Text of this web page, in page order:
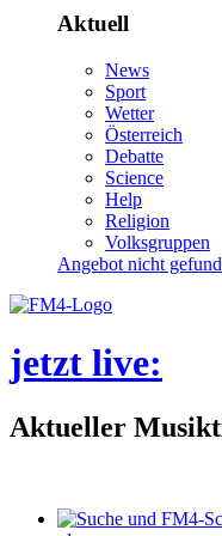
Aktuell
News
Sport
Wetter
Österreich
Debatte
Science
Help
Religion
Volksgruppen
jetztlive: